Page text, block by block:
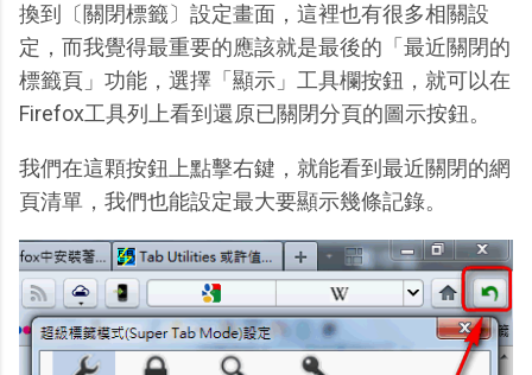
換到〔關閉標籤〕設定畫面，這裡也有很多相關設
定，而我覺得最重要的應該就是最後的「最近關閉的
標籤頁」功能，選擇「顯示」工具欄按鈕，就可以在
Firefox工具列上看到還原已關閉分頁的圖示按鈕。
我們在這顆按鈕上點擊右鍵，就能看到最近關閉的網
頁清單，我們也能設定最大要顯示幾條記錄。